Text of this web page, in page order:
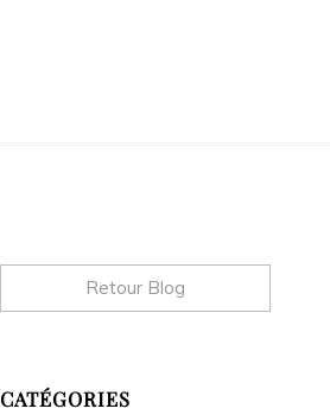
Retour Blog
CATÉGORIES